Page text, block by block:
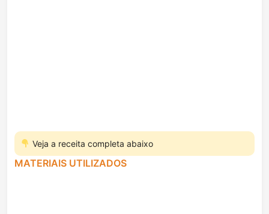
Veja a receita completa abaixo
MATERIAIS UTILIZADOS